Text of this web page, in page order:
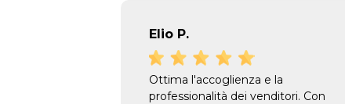
Elio P.
Ottima l'accoglienza e la
professionalità dei venditori. Con